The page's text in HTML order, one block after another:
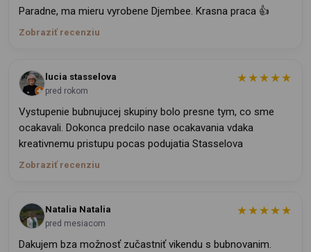
Paradne, ma mieru vyrobene Djembee. Krasna praca 👍
Zobraziť recenziu
lucia stasselova
pred rokom
★★★★★
Vystupenie bubnujucej skupiny bolo presne tym, co sme
ocakavali. Dokonca predcilo nase ocakavania vdaka
kreativnemu pristupu pocas podujatia Stasselova
Zobraziť recenziu
Natalia Natalia
pred mesiacom
★★★★★
Dakujem bza možnosť zučastniť vikendu s bubnovanim.